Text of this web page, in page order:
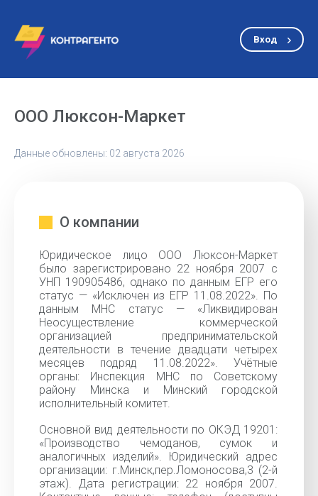
Вход
ООО Люксон-Маркет
Данные обновлены: 02 августа 2026
О компании
Юридическое лицо ООО Люксон-Маркет
было зарегистрировано 22 ноября 2007 с
УНП 190905486, однако по данным ЕГР его
статус — «Исключен из ЕГР 11.08.2022». По
данным МНС статус — «Ликвидирован
Неосуществление коммерческой
организацией предпринимательской
деятельности в течение двадцати четырех
месяцев подряд 11.08.2022». Учётные
органы: Инспекция МНС по Советскому
району Минска и Минский городской
исполнительный комитет.
Основной вид деятельности по ОКЭД 19201:
«Производство чемоданов, сумок и
аналогичных изделий». Юридический адрес
организации: г.Минск,пер.Ломоносова,3 (2-й
этаж). Дата регистрации: 22 ноября 2007.